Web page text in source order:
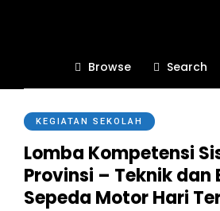
Browse Search
KEGIATAN SEKOLAH
Lomba Kompetensi
Provinsi – Teknik dan
Sepeda Motor Hari